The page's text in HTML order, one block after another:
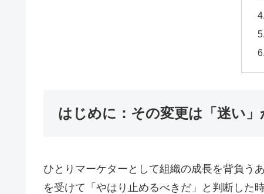
はじめに：その変更は「迷い
ひとりマーケターとして組織の成長を背負う
を受けて「やはり止めるべきだ」と判断した